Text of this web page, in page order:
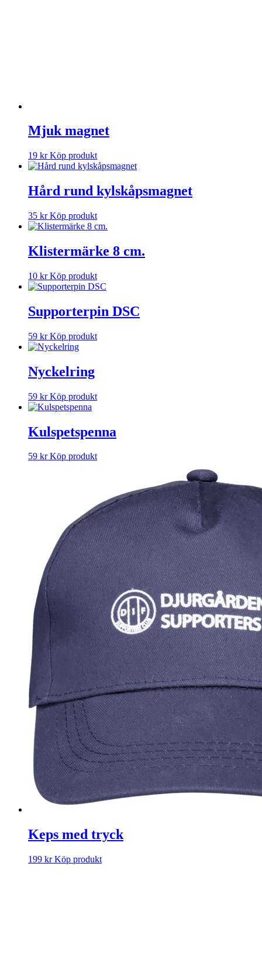
Mjuk magnet
19 kr Köp produkt
Hård rund kylskåpsmagnet
35 kr Köp produkt
Klistermärke 8 cm.
10 kr Köp produkt
Supporterpin DSC
59 kr Köp produkt
Nyckelring
59 kr Köp produkt
Kulspetspenna
59 kr Köp produkt
Keps med tryck
199 kr Köp produkt